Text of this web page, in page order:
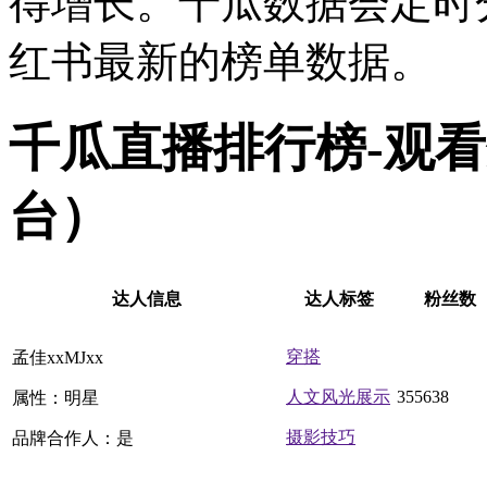
红书最新的榜单数据。
千瓜直播排行榜-观
台）
达人信息 达人标签 粉丝数
孟佳xxMJxx
属性：明星
品牌合作人：是
穿搭
人文风光展示
摄影技巧
355638